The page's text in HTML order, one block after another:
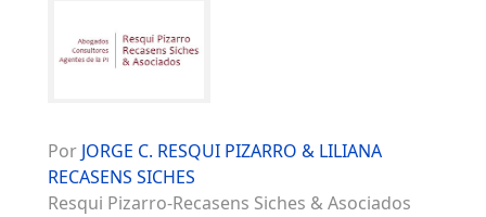
Por JORGE C. RESQUI PIZARRO & LILIANA
RECASENS SICHES
Resqui Pizarro-Recasens Siches & Asociados